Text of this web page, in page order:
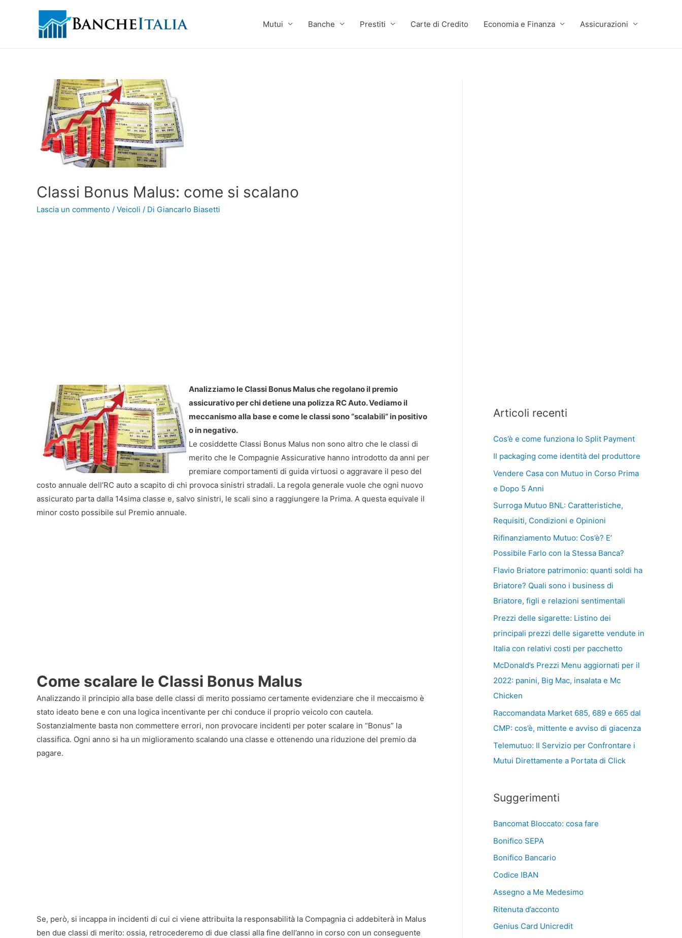
Mutui Banche Prestiti Carte di Credito Economia e Finanza Assicurazioni
Classi Bonus Malus: come si scalano
Lascia un commento / Veicoli / Di Giancarlo Biasetti
Analizziamo le Classi Bonus Malus che regolano il premio
assicurativo per chi detiene una polizza RC Auto. Vediamo il
meccanismo alla base e come le classi sono “scalabili” in positivo
o in negativo.
Le cosiddette Classi Bonus Malus non sono altro che le classi di
merito che le Compagnie Assicurative hanno introdotto da anni per
premiare comportamenti di guida virtuosi o aggravare il peso del
costo annuale dell’RC auto a scapito di chi provoca sinistri stradali. La regola generale vuole che ogni nuovo
assicurato parta dalla 14sima classe e, salvo sinistri, le scali sino a raggiungere la Prima. A questa equivale il
minor costo possibile sul Premio annuale.
Come scalare le Classi Bonus Malus
Analizzando il principio alla base delle classi di merito possiamo certamente evidenziare che il meccaismo è
stato ideato bene e con una logica incentivante per chi conduce il proprio veicolo con cautela.
Sostanzialmente basta non commettere errori, non provocare incidenti per poter scalare in “Bonus” la
classifica. Ogni anno si ha un miglioramento scalando una classe e ottenendo una riduzione del premio da
pagare.
Se, però, si incappa in incidenti di cui ci viene attribuita la responsabilità la Compagnia ci addebiterà in Malus
ben due classi di merito: ossia, retrocederemo di due classi alla fine dell’anno in corso con un conseguente
Articoli recenti
Cos’è e come funziona lo Split Payment
Il packaging come identità del produttore
Vendere Casa con Mutuo in Corso Prima
e Dopo 5 Anni
Surroga Mutuo BNL: Caratteristiche,
Requisiti, Condizioni e Opinioni
Rifinanziamento Mutuo: Cos’è? E’
Possibile Farlo con la Stessa Banca?
Flavio Briatore patrimonio: quanti soldi ha
Briatore? Quali sono i business di
Briatore, figli e relazioni sentimentali
Prezzi delle sigarette: Listino dei
principali prezzi delle sigarette vendute in
Italia con relativi costi per pacchetto
McDonald’s Prezzi Menu aggiornati per il
2022: panini, Big Mac, insalata e Mc
Chicken
Raccomandata Market 685, 689 e 665 dal
CMP: cos’è, mittente e avviso di giacenza
Telemutuo: Il Servizio per Confrontare i
Mutui Direttamente a Portata di Click
Suggerimenti
Bancomat Bloccato: cosa fare
Bonifico SEPA
Bonifico Bancario
Codice IBAN
Assegno a Me Medesimo
Ritenuta d’acconto
Genius Card Unicredit